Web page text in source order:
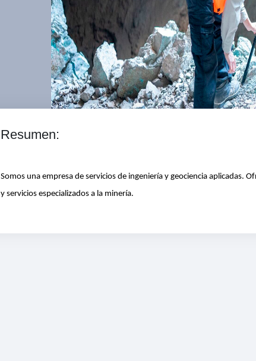
Resumen:
Somos una empresa de servicios de ingeniería y geociencia aplicadas.
y servicios especializados a la minería.